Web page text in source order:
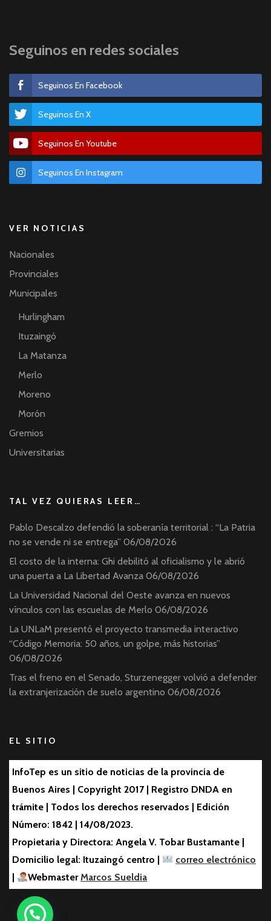
Seguinos en redes sociales
Seguinos En Facebook
Seguinos En X
Seguinos En Youtube
Seguinos En Instagram
VER NOTICIAS
Nacionales
Provinciales
Municipales
Hurlingham
Ituzaingó
La Matanza
Merlo
Moreno
Morón
Gremios
Universitarias
TAL VEZ QUIERAS LEER…
Pablo Descalzo defendió la soberanía territorial : “La Patria
no se vende ni se entrega” 06/08/2026
El costo de la interna: Ghi debilitó al oficialismo y le abrió
una puerta a La Libertad Avanza 06/08/2026
La Universidad Nacional del Oeste avanza en nuevos
vínculos con las escuelas de Merlo 06/08/2026
La UNLaM presentó el proyecto transmedia interactivo
“Código Memoria: 50 años, un golpe, más historias”
06/08/2026
Tras el freno en el Senado, Sturzenegger volvió a defender
la extranjerización de suelo argentino 06/08/2026
EL SITIO
InfoTep es un sitio de noticias de la provincia de
Buenos Aires | Copyright 2017 | Registro DNDA en
trámite | Todos los derechos reservados | Edición
Número: 1842 | 14/08/2023.
Propietaria y Directora: Angela V. Tobar Bustamante |
Domicilio legal: Ituzaingó centro |
correo electrónico
|
WebmasterMarcos Sueldia